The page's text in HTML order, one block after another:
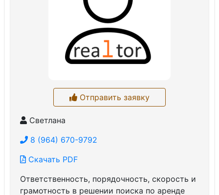
Отправить заявку
Светлана
8 (964) 670-9792
Скачать PDF
Ответственность, порядочность, скорость и
грамотность в решении поиска по аренде